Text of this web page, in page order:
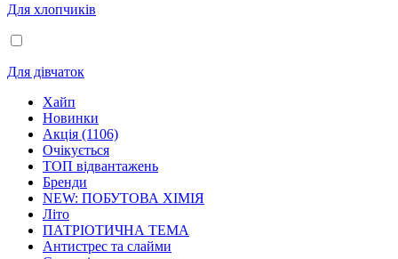
Для хлопчиків
Для дівчаток
Хайп
Новинки
Акція (1106)
Очікується
ТОП відвантажень
Бренди
NEW: ПОБУТОВА ХІМІЯ
Літо
ПАТРІОТИЧНА ТЕМА
Антистрес та слайми